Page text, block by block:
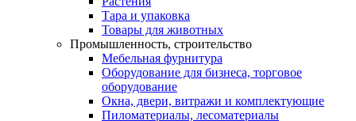
Тара и упаковка
Товары для животных
Промышленность, строительство
Мебельная фурнитура
Оборудование для бизнеса, торговое
оборудование
Окна, двери, витражи и комплектующие
Пиломатериалы, лесоматериалы